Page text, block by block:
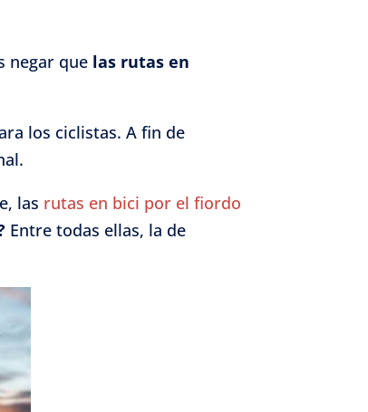
negar que las rutas en
los ciclistas. A fin de
las rutas en bici por el fiordo
Entre todas ellas, la de